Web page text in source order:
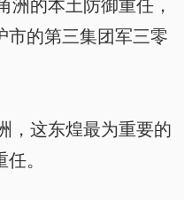
的本土防御重任，
市的第三集团军三零
这东煌最为重要的
。